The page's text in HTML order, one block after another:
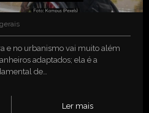
e no urbanismo vai muito além
adaptados; ela é a
de…
Ler mais